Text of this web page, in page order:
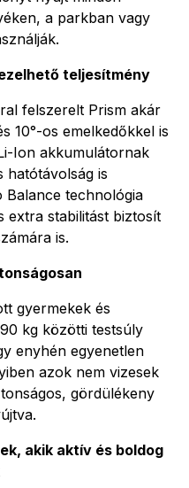
a parkban vagy
teljesítmény
felszerelt Prism akár
10°-os emelkedőkkel is
Ion akkumulátornak
hatótávolság is
Balance technológia
extra stabilitást biztosít
is.
gyermekek és
kg közötti testsúly
enyhén egyenetlen
azok nem vizesek
gördülékeny
akik aktív és boldog